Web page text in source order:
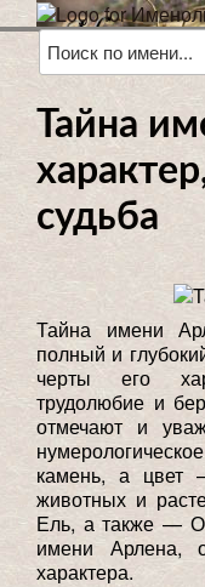
Тайна
судьба
Тайна имени
полный и
черты его
трудолюбие и
отмечают и
камень, а цвет
животных и
Ель, а также —
имени Арлена,
характера.